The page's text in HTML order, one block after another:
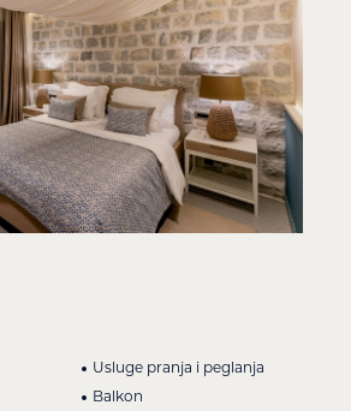
Usluge pranja i peglanja
Balkon